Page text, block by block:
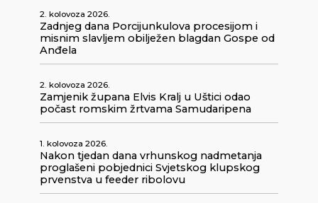
2. kolovoza 2026.
Zadnjeg dana Porcijunkulova procesijom i
misnim slavljem obilježen blagdan Gospe od
Anđela
2. kolovoza 2026.
Zamjenik župana Elvis Kralj u Uštici odao
počast romskim žrtvama Samudaripena
1. kolovoza 2026.
Nakon tjedan dana vrhunskog nadmetanja
proglašeni pobjednici Svjetskog klupskog
prvenstva u feeder ribolovu